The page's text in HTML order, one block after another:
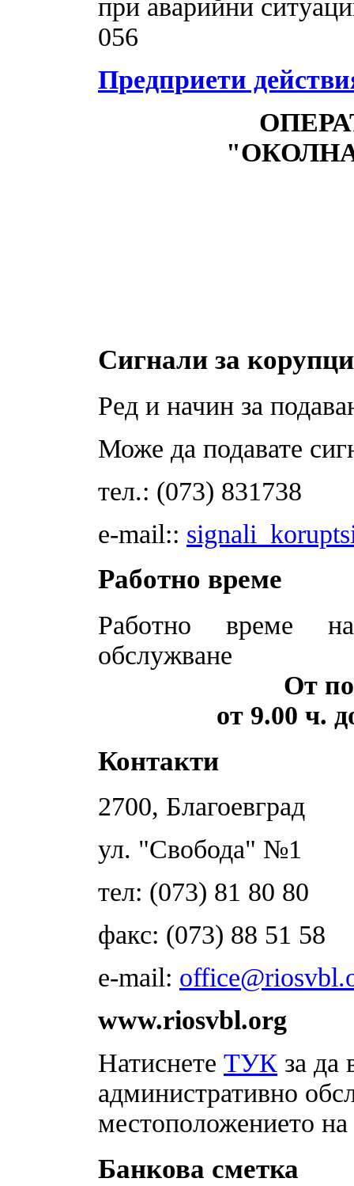
при аварийни
056
Предприети
"ОКОЛНА
Сигнали за
Ред и начин за
Може да подавате
тел.: (073) 831738
e-mail::
Работно време
Работно време
обслужване
От
от 9.00 ч.
Контакти
2700, Благоевград
ул. "Свобода" №1
тел: (073) 81 80 80
факс: (073) 88 51 58
e-mail:
www.riosvbl.org
Натиснете ТУК за да
административно
местоположението
Банкова сметка